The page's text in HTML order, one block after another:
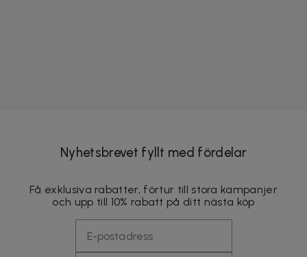
Nyhetsbrevet fyllt med fördelar
Få exklusiva rabatter, förtur till stora kampanjer
och upp till 10% rabatt på ditt nästa köp